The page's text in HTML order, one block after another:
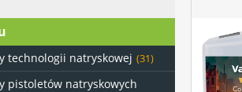
technologii natryskowej (31)
pistoletów natryskowych